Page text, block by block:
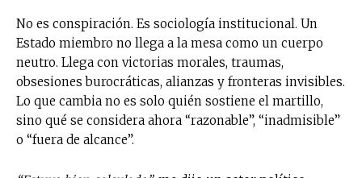
No es conspiración. Es sociología institucional. Un
Estado miembro no llega a la mesa como un cuerpo
neutro. Llega con victorias morales, traumas,
obsesiones burocráticas, alianzas y fronteras invisibles.
Lo que cambia no es solo quién sostiene el martillo,
sino qué se considera ahora “razonable”, “inadmisible”
o “fuera de alcance”.